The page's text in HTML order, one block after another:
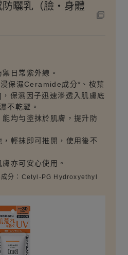
曬乳（臉・身體
日常紫外線。
保濕Ceramide成分*、桉葉
保濕因子迅速滲透入肌膚底
不乾澀。
均勻塗抹於肌膚，提升防
輕抹即可推開，使用後不
亦可安心使用。
分：Cetyl-PG Hydroxyethyl